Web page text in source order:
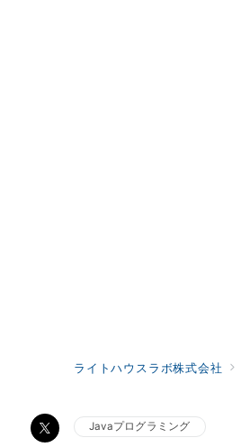
ライトハウスラボ株式会社
Javaプログラミング